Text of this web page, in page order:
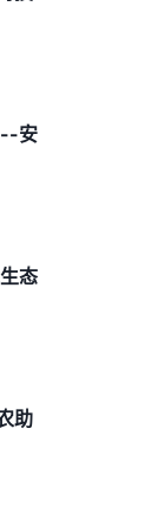
--安
态
助